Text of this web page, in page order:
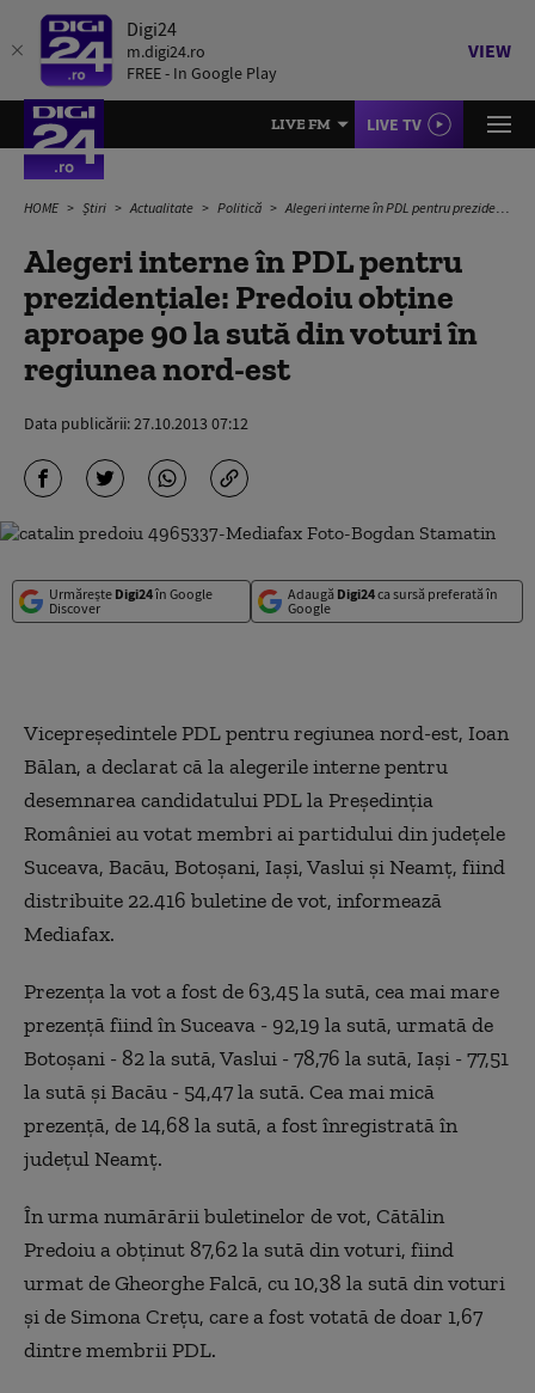
Digi24
m.digi24.ro
FREE - In Google Play
VIEW
LIVE FM LIVE TV
HOME Știri Actualitate Politică Alegeri interne în PDL pentru prezidenţiale: Predoiu obţine aproape 90 la sută din voturi în regiunea nord-est
Alegeri interne în PDL pentru
prezidenţiale: Predoiu obţine
aproape 90 la sută din voturi în
regiunea nord-est
Data publicării:27.10.2013 07:12
Urmărește Digi24în Google
Discover
Adaugă Digi24ca sursă preferată în
Google
Vicepreşedintele PDL pentru regiunea nord-est, Ioan
Bălan, a declarat că la alegerile interne pentru
desemnarea candidatului PDL la Preşedinţia
României au votat membri ai partidului din judeţele
Suceava, Bacău, Botoşani, Iaşi, Vaslui şi Neamţ, fiind
distribuite 22.416 buletine de vot, informează
Mediafax.
Prezenţa la vot a fost de 63,45 la sută, cea mai mare
prezenţă fiind în Suceava - 92,19 la sută, urmată de
Botoşani - 82 la sută, Vaslui - 78,76 la sută, Iaşi - 77,51
la sută şi Bacău - 54,47 la sută. Cea mai mică
prezenţă, de 14,68 la sută, a fost înregistrată în
judeţul Neamţ.
În urma numărării buletinelor de vot, Cătălin
Predoiu a obţinut 87,62 la sută din voturi, fiind
urmat de Gheorghe Falcă, cu 10,38 la sută din voturi
şi de Simona Crețu, care a fost votată de doar 1,67
dintre membrii PDL.